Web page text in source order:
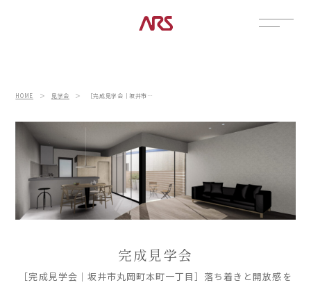
展示場
資料請求
POSTS
建築実例
コラム
インタビュー
ブログ
HOME ＞ 見学会 ＞ ［完成見学会｜坂井市丸岡町本町一丁目］落ち着きと開放感を両立した家
完成見学会
［完成見学会｜坂井市丸岡町本町一丁目］落ち着きと開放感を